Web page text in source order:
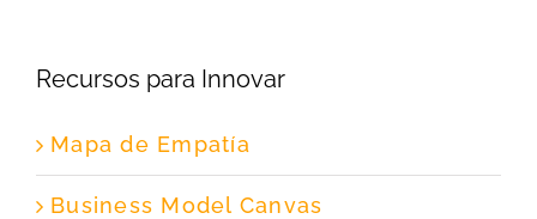
Recursos para Innovar
Mapa de Empatía
Business Model Canvas